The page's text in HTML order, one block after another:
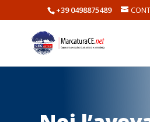
+39 0498875489